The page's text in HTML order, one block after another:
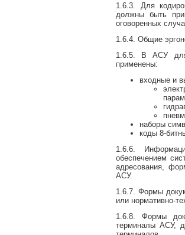
1.6.3. Для
должны быть
оговоренных
1.6.4. Общие
1.6.5. В АСУ для
применены:
входные и
наборы
коды 8-
1.6.6.
обеспечением
адресования,
АСУ.
1.6.7. Формы
или нормативно-
1.6.8. Формы
терминалы АСУ,